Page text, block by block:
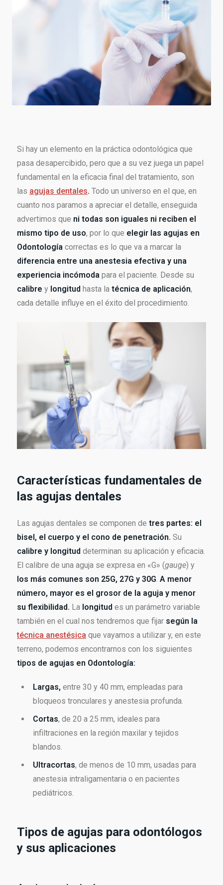
Si hay un elemento en la práctica odontológica que
pasa desapercibido, pero que a su vez juega un papel
fundamental en la eficacia final del tratamiento, son
las agujas dentales. Todo un universo en el que, en
cuanto nos paramos a apreciar el detalle, enseguida
advertimos que ni todas son iguales ni reciben el
mismo tipo de uso, por lo que elegir las agujas en
Odontología correctas es lo que va a marcar la
diferencia entre una anestesia efectiva y una
experiencia incómoda para el paciente. Desde su
calibre y longitud hasta la técnica de aplicación,
cada detalle influye en el éxito del procedimiento.
Características fundamentales de
las agujas dentales
Las agujas dentales se componen de tres partes: el
bisel, el cuerpo y el cono de penetración. Su
calibre y longitud determinan su aplicación y eficacia.
El calibre de una aguja se expresa en «G» (gauge) y
los más comunes son 25G, 27G y 30G. A menor
número, mayor es el grosor de la aguja y menor
su flexibilidad. La longitud es un parámetro variable
también en el cual nos tendremos que fijar según la
técnica anestésica que vayamos a utilizar y, en este
terreno, podemos encontrarnos con los siguientes
tipos de agujas en Odontología:
Largas, entre 30 y 40 mm, empleadas para
bloqueos tronculares y anestesia profunda.
Cortas, de 20 a 25 mm, ideales para
infiltraciones en la región maxilar y tejidos
blandos.
Ultracortas, de menos de 10 mm, usadas para
anestesia intraligamentaria o en pacientes
pediátricos.
Tipos de agujas para odontólogos
y sus aplicaciones